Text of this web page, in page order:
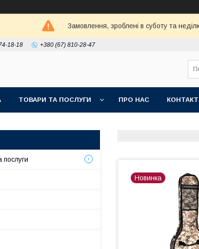
Замовлення, зроблені в суботу та
18-18 +380 (67) 810-28-47
ТОВАРИ ТА ПОСЛУГИ ПРО НАС
Новинка
послуги